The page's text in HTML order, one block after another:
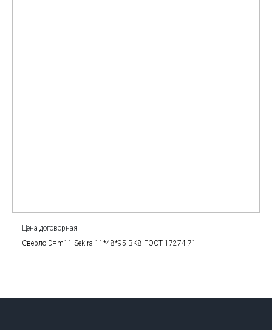
Цена договорная
Сверло D=m11 Sekira 11*48*95 BK8 ГОСТ 17274-71